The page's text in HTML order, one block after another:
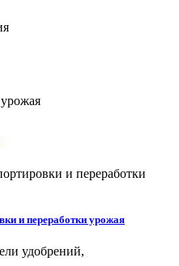
и переработки урожая